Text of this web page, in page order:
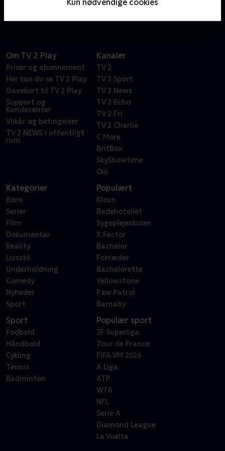
Kun nødvendige cookies
gennem virkelige hændelser og
Om TV 2 Play
Priser og abonnement
Her kan du se TV 2 Play
Gavekort til TV 2 Play
Support og
Kundecenter
Vilkår og betingelser
TV 2 NEWS i offentligt
rum
Kanaler
TV 2
TV 2 Sport
TV 2 News
TV 2 Echo
TV 2 Fri
TV 2 Charlie
C More
BritBox
SkyShowtime
Oiii
Kategorier
Børn
Serier
Film
Dokumentar
Reality
Livsstil
Underholdning
Comedy
Nyheder
Sport
Populært
Klovn
Badehotellet
Sygeplejeskolen
X Factor
Bachelor
Forræder
Bachelorette
Yellowstone
Paw Patrol
Barnaby
Sport
Fodbold
Håndbold
Cykling
Tennis
Badminton
Populær sport
3F Superliga
Tour de France
FIFA VM 2026
A Liga
ATP
WTA
NFL
Serie A
Diamond League
La Vuelta